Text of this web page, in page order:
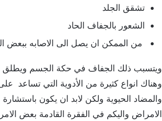
تشقق الجلد
الشعور بالجفاف الحاد
من الممكن ان يصل الى الاصابه ببعض
ويتسبب ذلك الجفاف في حكة الجسم ويطلق
وهناك انواع كثيرة من الأدوية التي تساعد
والمضاد الحيوية ولكن لابد ان يكون
الامراض واليكم في الفقرة القادمة بعض